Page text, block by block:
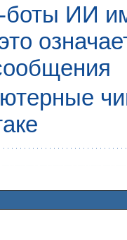
боты ИИ